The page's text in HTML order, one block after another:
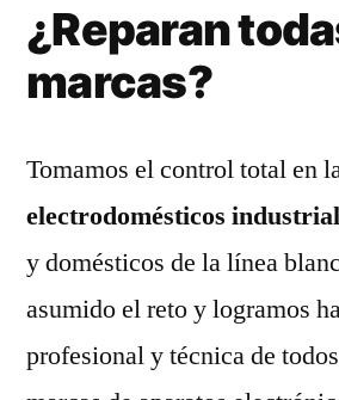
¿Reparan
marcas?
Tomamos el control total en
electrodomésticos
y domésticos de la línea
asumido el reto y logramos
profesional y técnica de